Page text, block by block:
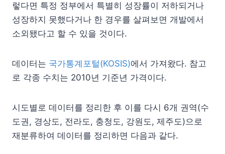
렇다면 특정 정부에서 특별히 성장률이 저하되거나
성장하지 못했다거나 한 경우를 살펴보면 개발에서
소외됐다고 할 수 있을 것이다.
데이터는 국가통계포털(KOSIS)에서 가져왔다. 참고
로 각종 수치는 2010년 기준년 가격이다.
시도별로 데이터를 정리한 후 이를 다시 6개 권역(수
도권, 경상도, 전라도, 충청도, 강원도, 제주도)으로
재분류하여 데이터를 정리하면 다음과 같다.